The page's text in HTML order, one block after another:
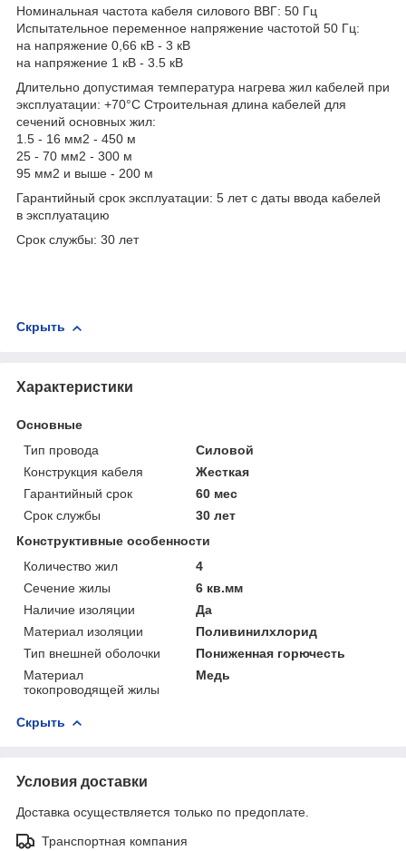
Номинальная частота кабеля силового ВВГ: 50 Гц
Испытательное переменное напряжение частотой 50 Гц:
на напряжение 0,66 кВ - 3 кВ
на напряжение 1 кВ - 3.5 кВ
Длительно допустимая температура нагрева жил кабелей при
эксплуатации: +70°С Строительная длина кабелей для
сечений основных жил:
1.5 - 16 мм2 - 450 м
25 - 70 мм2 - 300 м
95 мм2 и выше - 200 м
Гарантийный срок эксплуатации: 5 лет с даты ввода кабелей
в эксплуатацию
Срок службы: 30 лет
Скрыть
Характеристики
Основные
Тип провода
Силовой
Конструкция кабеля
Жесткая
Гарантийный срок
60 мес
Срок службы
30 лет
Конструктивные особенности
Количество жил
4
Сечение жилы
6 кв.мм
Наличие изоляции
Да
Материал изоляции
Поливинилхлорид
Тип внешней оболочки
Пониженная горючесть
Материал
токопроводящей жилы
Медь
Скрыть
Условия доставки
Доставка осуществляется только по предоплате.
Транспортная компания